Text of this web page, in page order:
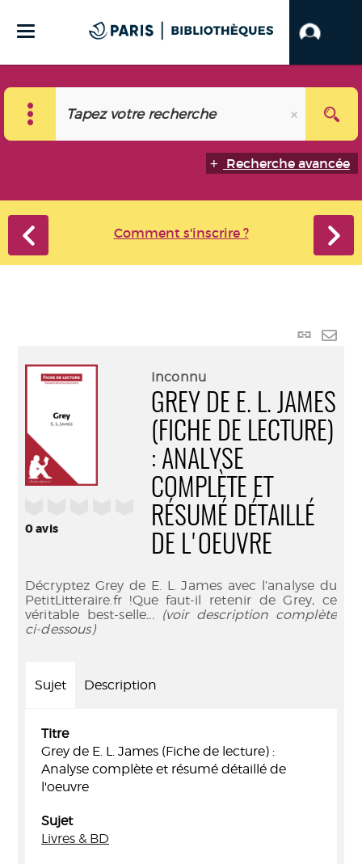
Recherche avancée
Comment s'inscrire ?
Lien
mail
0avis
Inconnu
GREY DE E. L. JAMES
(FICHE DE LECTURE)
: ANALYSE
COMPLÈTE ET
RÉSUMÉ DÉTAILLÉ
DE L'OEUVRE
Décryptez Grey de E. L. James avec l’analyse du
PetitLitteraire.fr !Que faut-il retenir de Grey, ce
véritable best-selle... (voir description complète
ci-dessous)
Sujet Description
Titre
Grey de E. L. James (Fiche de lecture) :
Analyse complète et résumé détaillé de
l'oeuvre
Sujet
Livres & BD